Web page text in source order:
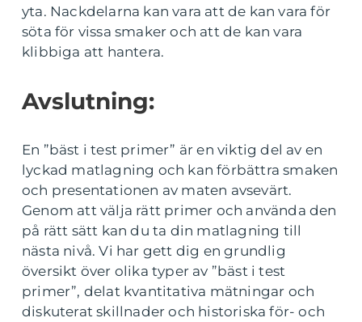
yta. Nackdelarna kan vara att de kan vara för
söta för vissa smaker och att de kan vara
klibbiga att hantera.
Avslutning:
En ”bäst i test primer” är en viktig del av en
lyckad matlagning och kan förbättra smaken
och presentationen av maten avsevärt.
Genom att välja rätt primer och använda den
på rätt sätt kan du ta din matlagning till
nästa nivå. Vi har gett dig en grundlig
översikt över olika typer av ”bäst i test
primer”, delat kvantitativa mätningar och
diskuterat skillnader och historiska för- och